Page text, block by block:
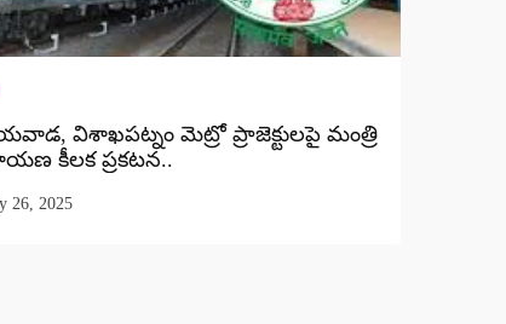
విశాఖపట్నం మెట్రో ప్రాజెక్టులపై మంత్రి
కీలక ప్రకటన..
26, 2025